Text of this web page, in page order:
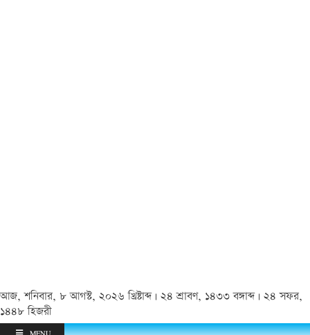
আজ, শনিবার, ৮ আগস্ট, ২০২৬ খ্রিষ্টাব্দ | ২৪ শ্রাবণ, ১৪৩৩ বঙ্গাব্দ | ২৪ সফর,
১৪৪৮ হিজরী